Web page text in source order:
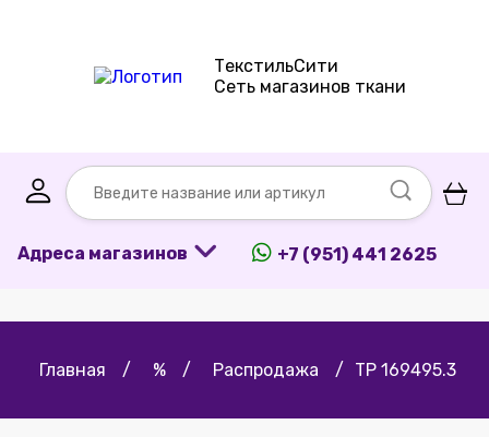
ТекстильСити
Сеть магазинов ткани
Адреса магазинов +7 (951) 441 2625
Главная / % / Распродажа / ТР 169495.3